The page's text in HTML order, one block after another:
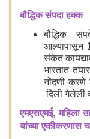
बौद्धिक संपदा हक्क
बौद्धिक
आल्यापासून
संकेत
भारतात
नोंदणी करणे
दिली गेलेली
एमएसएमई, महिला
यांच्या एकीकरणास